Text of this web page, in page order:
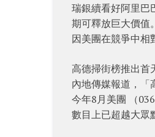
瑞銀續看好阿里巴
期可釋放巨大價值
因美團在競爭中相
高德掃街榜推出
內地傳媒報道，「
今年8月美團 （
數目上已超越大眾